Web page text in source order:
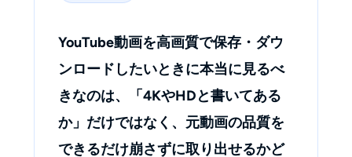
YouTube動画を高画質で保存・ダウ
ンロードしたいときに本当に見るべ
きなのは、「4KやHDと書いてある
か」だけではなく、元動画の品質を
できるだけ崩さずに取り出せるかど